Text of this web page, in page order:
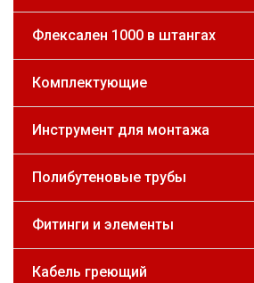
Флексален 1000 в штангах
Комплектующие
Инструмент для монтажа
Полибутеновые трубы
Фитинги и элементы
Кабель греющий